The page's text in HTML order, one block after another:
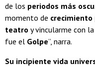
de los periodos más
momento de crecimiento
teatro y vincularme con la
fue el Golpe”, narra.
Su incipiente vida